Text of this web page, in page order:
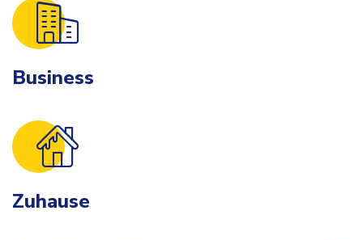
Business
Zuhause